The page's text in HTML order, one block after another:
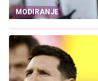
MODIRANJE